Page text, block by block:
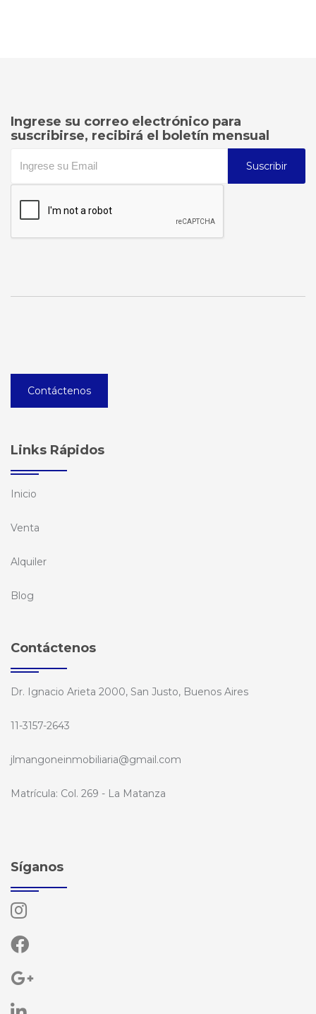
Ingrese su correo electrónico para
suscribirse, recibirá el boletín mensual
Suscribir
Contáctenos
Links Rápidos
Inicio
Venta
Alquiler
Blog
Contáctenos
Dr. Ignacio Arieta 2000, San Justo, Buenos Aires
11-3157-2643
jlmangoneinmobiliaria@gmail.com
Matrícula: Col. 269 - La Matanza
Síganos